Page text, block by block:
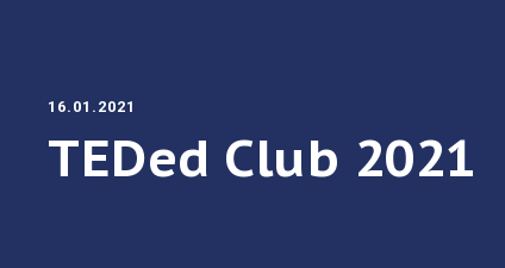
16.01.2021
TEDed Club 2021